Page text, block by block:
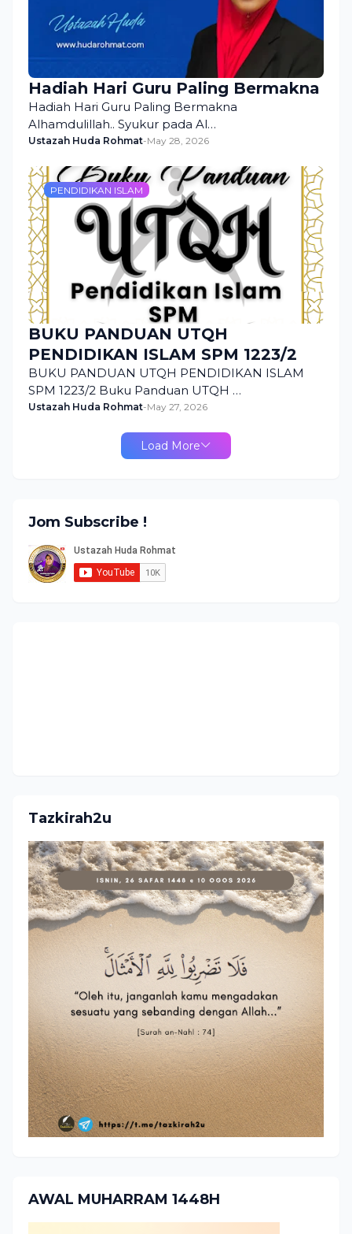
Hadiah Hari Guru Paling Bermakna
Hadiah Hari Guru Paling Bermakna
Alhamdulillah.. Syukur pada Al…
Ustazah Huda Rohmat-May 28, 2026
PENDIDIKAN ISLAM
BUKU PANDUAN UTQH
PENDIDIKAN ISLAM SPM 1223/2
BUKU PANDUAN UTQH PENDIDIKAN ISLAM
SPM 1223/2 Buku Panduan UTQH …
Ustazah Huda Rohmat-May 27, 2026
Load More
Jom Subscribe !
Tazkirah2u
AWAL MUHARRAM 1448H